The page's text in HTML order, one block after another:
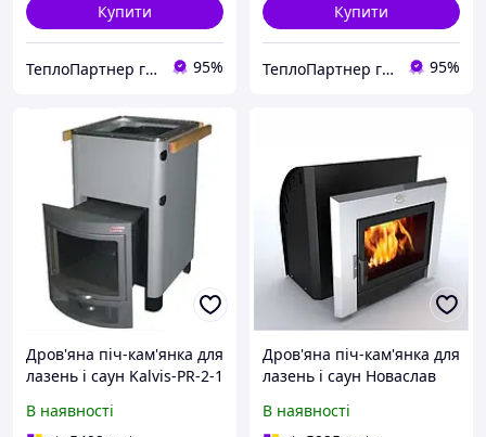
Купити
ТеплоПартнер група компаній 95%
Купити
ТеплоПартнер група компаній 95%
Дров'яна піч-кам'янка для
лазень і саун Kalvis-PR-2-1
В наявності
Дров'яна піч-кам'янка для
лазень і саун Новаслав
В наявності